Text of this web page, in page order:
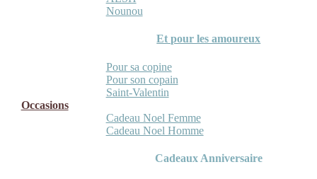
Nounou
Et pour les amoureux
Pour sa copine
Pour son copain
Saint-Valentin
Occasions
Cadeau Noel Femme
Cadeau Noel Homme
Cadeaux Anniversaire